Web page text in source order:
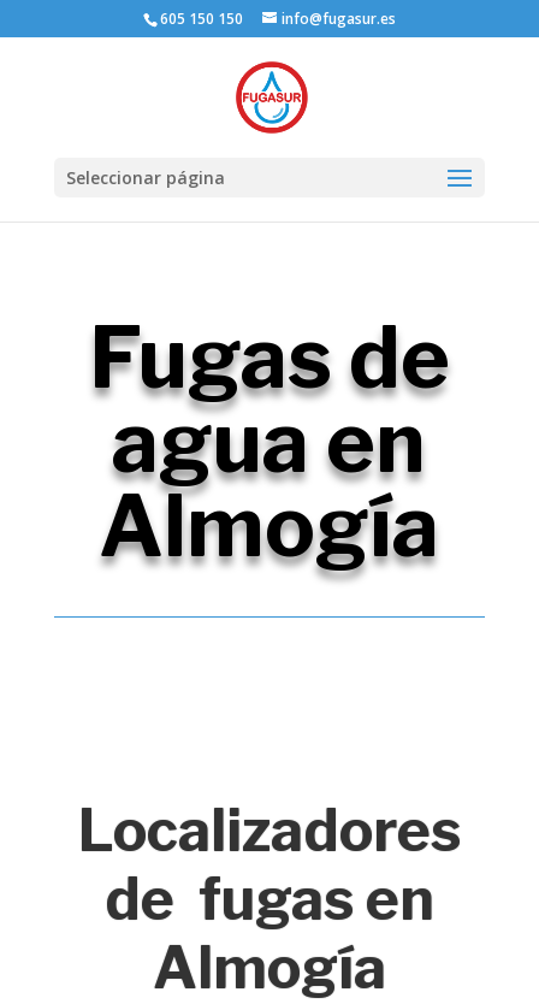
605 150 150 info@fugasur.es
Seleccionar página
Fugas de
agua en
Almogía
Localizadores
de fugas en
Almogía